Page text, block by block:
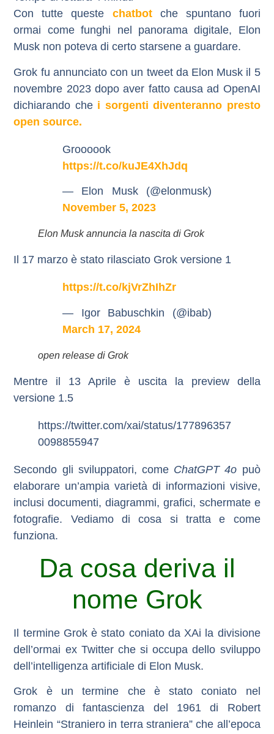
Con tutte queste chatbotche spuntano fuori
ormai come funghi nel panorama digitale, Elon
Musk non poteva di certo starsene a guardare.
Grok fu annunciato con un tweet da Elon Musk il 5
novembre 2023 dopo aver fatto causa ad OpenAI
dichiarando chei sorgenti diventeranno presto
open source.
Groooook
https://t.co/kuJE4XhJdq
— Elon Musk (@elonmusk)
November 5, 2023
Elon Musk annuncia la nascita di Grok
Il 17 marzo è stato rilasciato Grok versione 1
https://t.co/kjVrZhIhZr
— Igor Babuschkin (@ibab)
March 17, 2024
open release di Grok
Mentre il 13 Aprile è uscita la preview della
versione 1.5
https://twitter.com/xai/status/177896357
0098855947
Secondo gli sviluppatori, come ChatGPT 4o può
elaborare un’ampia varietà di informazioni visive,
inclusi documenti, diagrammi, grafici, schermate e
fotografie. Vediamo di cosa si tratta e come
funziona.
Da cosa deriva il
nome Grok
Il termine Grok è stato coniato da XAi la divisione
dell’ormai ex Twitter che si occupa dello sviluppo
dell’intelligenza artificiale di Elon Musk.
Grok è un termine che è stato coniato nel
romanzo di fantascienza del 1961 di Robert
Heinlein “Straniero in terra straniera” che all’epoca